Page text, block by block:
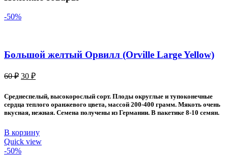
-50%
Большой желтый Орвилл (Orville Large Yellow)
60₽ Первоначальная
составляла
60 ₽.
30 ₽Текущая
30 ₽.
Среднеспелый, высокорослый сорт. Плоды округлые и тупоконечные
сердца теплого оранжевого цвета, массой 200-400 грамм. Мякоть очень
вкусная, нежная. Семена получены из Германии. В пакетике 8-10 семян.
В корзину
Quick view
-50%